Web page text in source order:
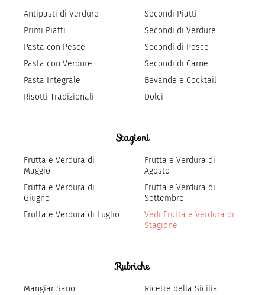
Antipasti di Verdure
Primi Piatti
Pasta con Pesce
Pasta con Verdure
Pasta Integrale
Risotti Tradizionali
Secondi Piatti
Secondi di Verdure
Secondi di Pesce
Secondi di Carne
Bevande e Cocktail
Dolci
Stagioni
Frutta e Verdura di
Maggio
Frutta e Verdura di
Giugno
Frutta e Verdura di Luglio
Frutta e Verdura di
Agosto
Frutta e Verdura di
Settembre
Vedi Frutta e Verdura di
Stagione
Rubriche
Mangiar Sano
Ricette della Sicilia